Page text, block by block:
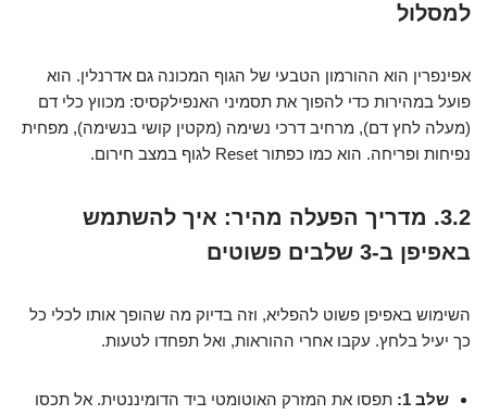
למסלול
אפינפרין הוא ההורמון הטבעי של הגוף המכונה גם אדרנלין. הוא
פועל במהירות כדי להפוך את תסמיני האנפילקסיס: מכווץ כלי דם
(מעלה לחץ דם), מרחיב דרכי נשימה (מקטין קושי בנשימה), מפחית
נפיחות ופריחה. הוא כמו כפתור Reset לגוף במצב חירום.
3.2. מדריך הפעלה מהיר: איך להשתמש
באפיפן ב-3 שלבים פשוטים
השימוש באפיפן פשוט להפליא, וזה בדיוק מה שהופך אותו לכלי כל
כך יעיל בלחץ. עקבו אחרי ההוראות, ואל תפחדו לטעות.
שלב 1:
תפסו את המזרק האוטומטי ביד הדומיננטית. אל תכסו